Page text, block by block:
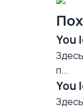
You
п...
You